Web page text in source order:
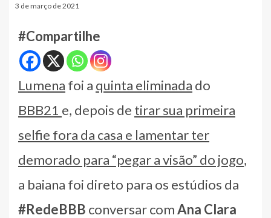
3 de março de 2021
#Compartilhe
Lumena foi a quinta eliminada do
BBB21 e, depois de tirar sua primeira
selfie fora da casa e lamentar ter
demorado para “pegar a visão” do jogo,
a baiana foi direto para os estúdios da
#RedeBBB conversar comAna Clara